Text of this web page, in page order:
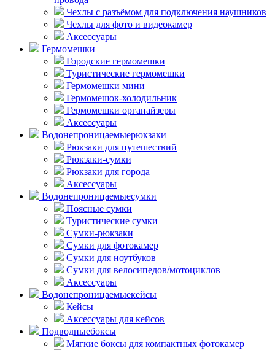
Чехлы с разъёмом для подключения наушников
Чехлы для фото и видеокамер
Аксессуары
Гермомешки
Городские гермомешки
Туристические гермомешки
Гермомешки мини
Гермомешок-холодильник
Гермомешки органайзеры
Аксессуары
Водонепроницаемыерюкзаки
Рюкзаки для путешествий
Рюкзаки-сумки
Рюкзаки для города
Аксессуары
Водонепроницаемыесумки
Поясные сумки
Туристические сумки
Сумки-рюкзаки
Сумки для фотокамер
Сумки для ноутбуков
Сумки для велосипедов/мотоциклов
Аксессуары
Водонепроницаемыекейсы
Кейсы
Аксессуары для кейсов
Подводныебоксы
Мягкие боксы для компактных фотокамер